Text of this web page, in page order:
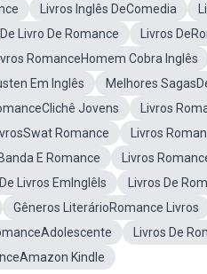
Livros Inglês DeComedia
Livro De Romance
Livros
RomanceHomem Cobra Inglês
Em Inglês
Melhores
Jovens
Livros
Romance Livros
E Romance
Livros
Livros EmInglêls Livros De
Gêneros LiterárioRomance Livros
Livros De
Kindle